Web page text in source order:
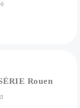
Rouen